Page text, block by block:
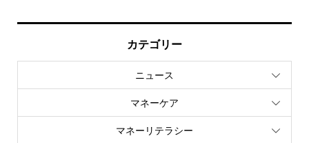
カテゴリー
ニュース
マネーケア
マネーリテラシー